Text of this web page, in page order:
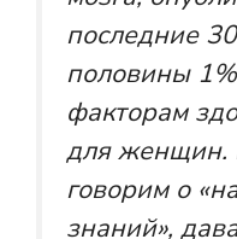
последние
половины
факторам
для женщин.
говорим о
знаний»,